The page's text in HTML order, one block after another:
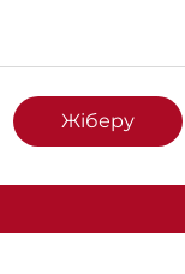
Жіберу